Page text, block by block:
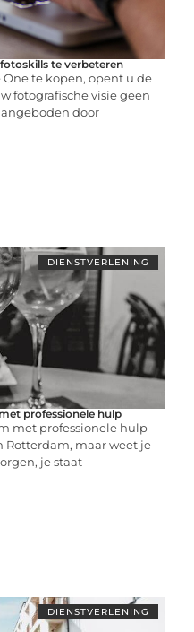
te verbeteren
te kopen, opent u de
fotografische visie geen
door
DIENSTVERLENING
professionele hulp
met professionele hulp
Rotterdam, maar weet je
je staat
DIENSTVERLENING